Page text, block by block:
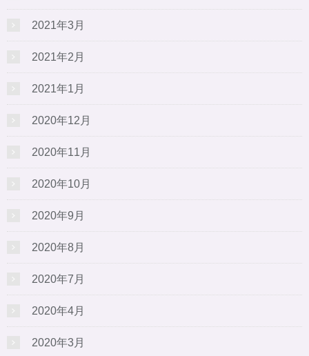
2021年3月
2021年2月
2021年1月
2020年12月
2020年11月
2020年10月
2020年9月
2020年8月
2020年7月
2020年4月
2020年3月